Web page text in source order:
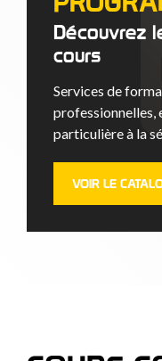
Découvrez
cours
Services de
professionnelles,
particulière à la
VOIR LE